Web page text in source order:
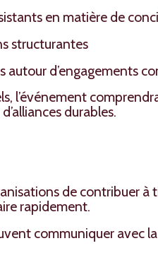
en matière de
structurantes
autour d’engagements
l’événement
durables.
de contribuer
rapidement.
communiquer avec